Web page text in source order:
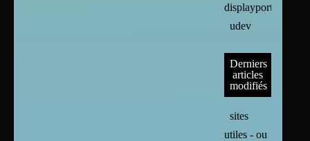
displayport
udev
Derniers
articles
modifiés
sites
utiles - ou